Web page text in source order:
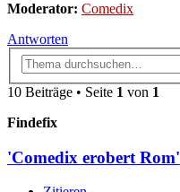
Moderator: Comedix
Antworten
10 Beiträge • Seite 1 von 1
Findefix
'Comedix erobert Rom'